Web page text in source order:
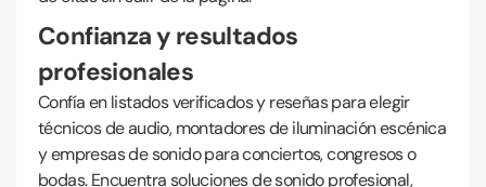
Confianza y resultados
profesionales
Confía en listados verificados y reseñas para elegir
técnicos de audio, montadores de iluminación escénica
y empresas de sonido para conciertos, congresos o
bodas. Encuentra soluciones de sonido profesional,